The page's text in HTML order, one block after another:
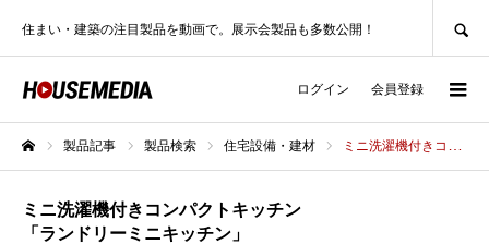
住まい・建築の注目製品を動画で。展示会製品も多数公開！
ログイン 会員登録
製品記事 製品検索 住宅設備・建材 ミニ洗濯機付きコンパクトキッチン「ランドリーミニキッチン」イデアルリビング株式会社
ミニ洗濯機付きコンパクトキッチン
「ランドリーミニキッチン」